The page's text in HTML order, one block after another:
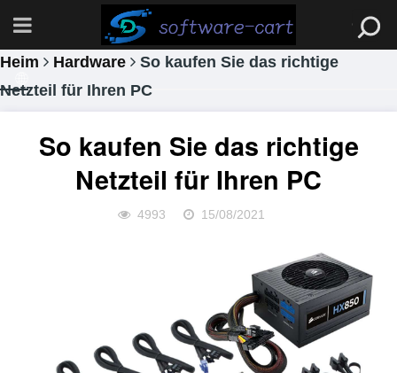
Heim Hardware
So kaufen Sie das richtige
Netzteil für Ihren PC
So kaufen Sie das richtige
Netzteil für Ihren PC
4993 15/08/2021